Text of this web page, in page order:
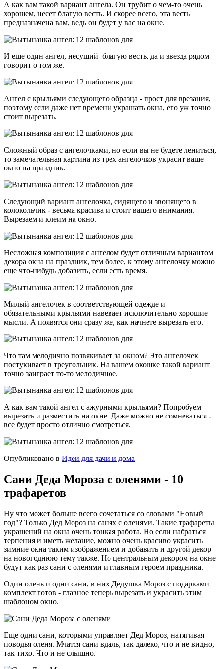
А как вам такой вариант ангела. Он трубит о чем-то очень
хорошем, несет благую весть. И скорее всего, эта весть
предназначена вам, ведь он будет у вас на окне.
И еще один ангел, несущий благую весть, да и звезда рядом
говорит о том же.
Ангел с крыльями следующего образца - прост для врезания,
поэтому если даже нет времени украшать окна, его уж точно
стоит вырезать.
Сложный образ с ангелочками, но если вы не будете лениться,
то замечательная картина из трех ангелочков украсит ваше
окно на праздник.
Следующий вариант ангелочка, сидящего и звонящего в
колокольчик - весьма красива и стоит вашего внимания.
Вырезаем и клеим на окно.
Несложная композиция с ангелом будет отличным вариантом
декора окна на праздник, тем более, к этому ангелочку можно
еще что-нибудь добавить, если есть время.
Милый ангелочек в соответствующей одежде и
обязательными крыльями навевает исключительно хорошие
мысли. А появятся они сразу же, как начнете вырезать его.
Что там мелодично позвякивает за окном? Это ангелочек
постукивает в треугольник. На вашем окошке такой вариант
точно заиграет то-то мелодичное.
А как вам такой ангел с ажурными крыльями? Попробуем
вырезать и разместить на окне. Даже можно не сомневаться -
все будет просто отлично смотреться.
Опубликовано в Идеи для дачи и дома
Сани Деда Мороза с оленями - 10
трафаретов
Ну что может больше всего сочетаться со словами "Новый
год"? Только Дед Мороз на санях с оленями. Такие трафареты
украшений на окна очень тонкая работа. Но если набраться
терпения и иметь желание, можно очень красиво украсить
зимние окна таким изображением и добавить и другой декор
на новогоднюю тему также. Но центральным декором на окне
будут как раз сани с оленями и главным героем праздника.
Один олень и одни сани, в них Дедушка Мороз с подарками -
комплект готов - главное теперь вырезать и украсить этим
шаблоном окно.
Еще одни сани, которыми управляет Дед Мороз, натягивая
поводья оленя. Мчатся сани вдаль, так далеко, что и не видно,
так тихо. Что и не слышно.